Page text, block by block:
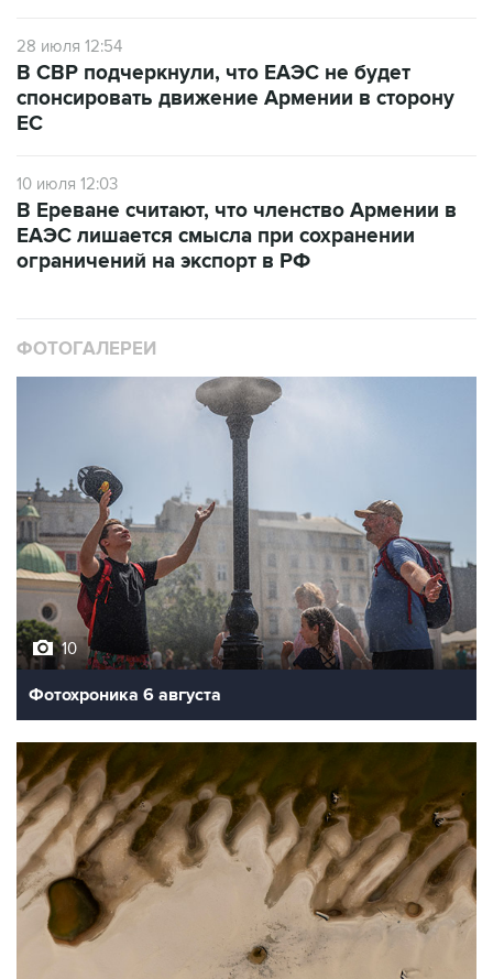
28 июля 12:54
В СВР подчеркнули, что ЕАЭС не будет
спонсировать движение Армении в сторону
ЕС
10 июля 12:03
В Ереване считают, что членство Армении в
ЕАЭС лишается смысла при сохранении
ограничений на экспорт в РФ
ФОТОГАЛЕРЕИ
10
Фотохроника 6 августа